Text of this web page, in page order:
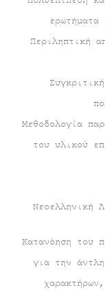
Περιληπτική
Μεθοδολογία
του υλικού
Νεοελληνική
Κατανόηση του
για την